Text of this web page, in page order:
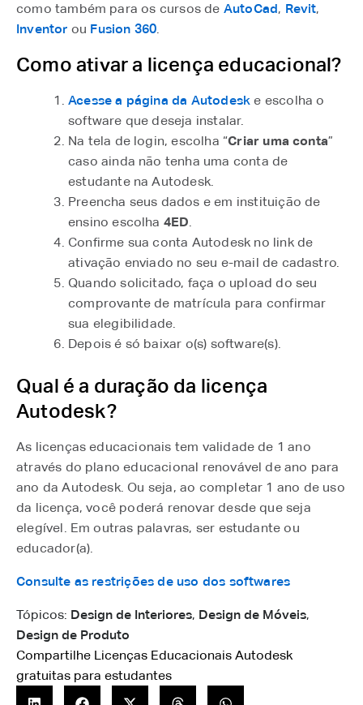
como também para os cursos de AutoCad, Revit,
Inventor ou Fusion 360.
Como ativar a licença educacional?
Acesse a página da Autodesk e escolha o
software que deseja instalar.
Na tela de login, escolha “Criar uma conta”
caso ainda não tenha uma conta de
estudante na Autodesk.
Preencha seus dados e em instituição de
ensino escolha 4ED.
Confirme sua conta Autodesk no link de
ativação enviado no seu e-mail de cadastro.
Quando solicitado, faça o upload do seu
comprovante de matrícula para confirmar
sua elegibilidade.
Depois é só baixar o(s) software(s).
Qual é a duração da licença
Autodesk?
As licenças educacionais tem validade de 1 ano
através do plano educacional renovável de ano para
ano da Autodesk. Ou seja, ao completar 1 ano de uso
da licença, você poderá renovar desde que seja
elegível. Em outras palavras, ser estudante ou
educador(a).
Consulte as restrições de uso dos softwares
Tópicos: Design de Interiores, Design de Móveis,
Design de Produto
Compartilhe Licenças Educacionais Autodesk
gratuitas para estudantes